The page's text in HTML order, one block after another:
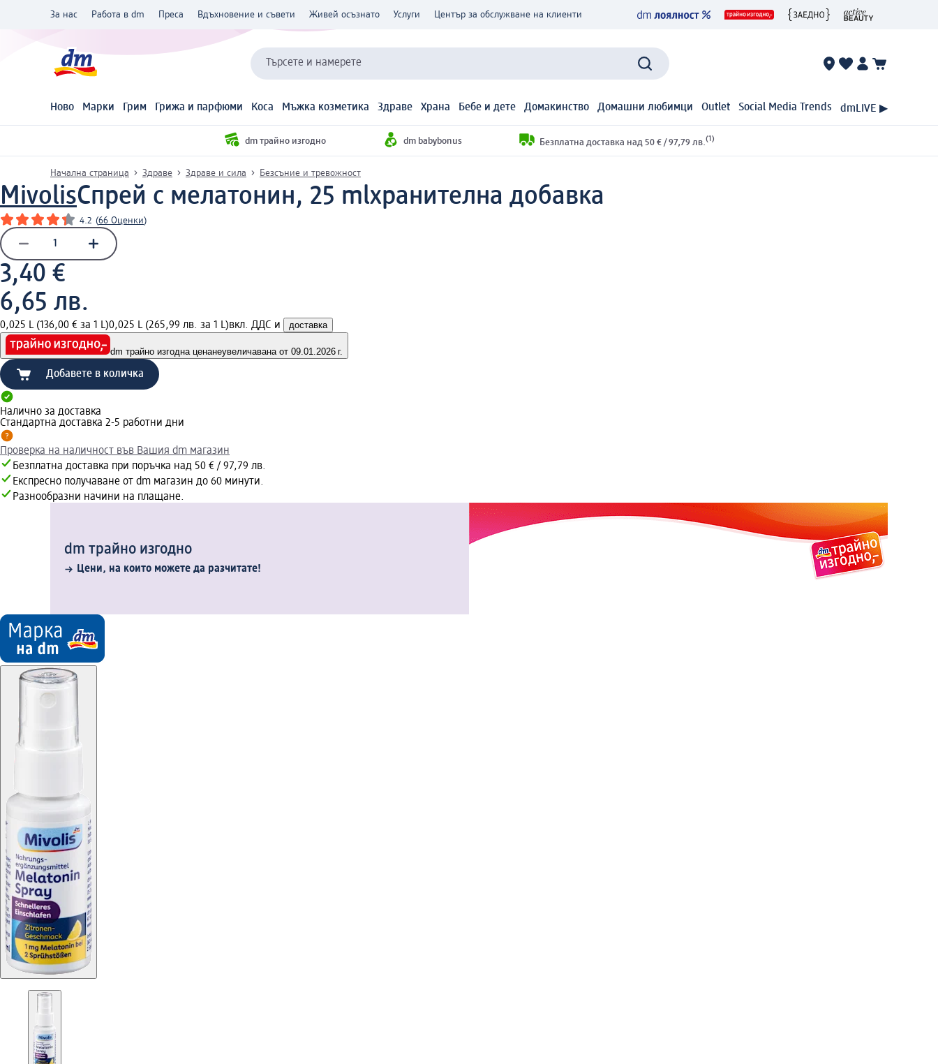
За нас Работа в dm Преса Вдъхновение и съвети Живей осъзнато Услуги Център за обслужване на клиенти
Търсете и намерете
Ново Марки Грим Грижа и парфюми Коса Мъжка козметика Здраве Храна Бебе и дете Домакинство Домашни любимци Outlet Social Media Trends dmLIVE ▶
dm трайно изгодно dm babybonus Безплатна доставка над 50 € / 97,79 лв. (1)
Начална страница Здраве Здраве и сила Безсъние и тревожност
MivolisСпрей с мелатонин, 25 mlхранителна добавка
4.2 (66 Оценки)
3,40 €
6,65 лв.
0,025 L (136,00 € за 1 L)0,025 L (265,99 лв. за 1 L)вкл. ДДС и доставка
dm трайно изгодна ценанеувеличавана от 09.01.2026 г.
Добавете в количка
Налично за доставка
Стандартна доставка 2-5 работни дни
Проверка на наличност във Вашия dm магазин
Безплатна доставка при поръчка над 50 € / 97,79 лв.
Експресно получаване от dm магазин до 60 минути.
Разнообразни начини на плащане.
dm трайно изгодно
Цени, на които можете да разчитате!